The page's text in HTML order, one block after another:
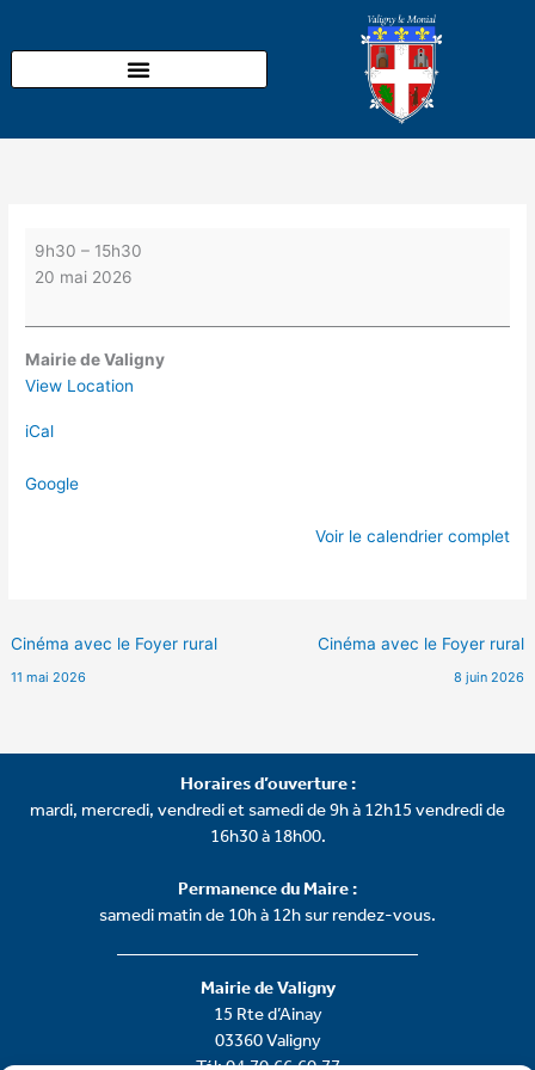
LA
place
9h30 – 15h30
20 mai 2026
Mairie de Valigny
View Location
iCal
Google
Voir le calendrier complet
Cinéma avec le Foyer rural
11 mai 2026
Cinéma avec le Foyer rural
8 juin 2026
Mairie de Valigny
15 Rte d’Ainay
03360 Valigny
Horaires d’ouverture :
mardi, mercredi, vendredi et samedi de 9h à 12h15 vendredi de
16h30 à 18h00.
Permanence du Maire :
samedi matin de 10h à 12h sur rendez-vous.